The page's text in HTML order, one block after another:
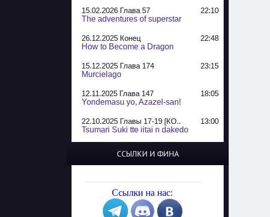
15.02.2026 Глава 57
22:10
The adventures of superstar
26.12.2025 Конец
22:48
How to Become a Dragon
15.12.2025 Глава 174
23:15
Murcielago
12.11.2025 Глава 147
18:05
Yondemasu yo, Azazel-san!
22.10.2025 Главы 17-19 [КО..
13:00
Tsumari Suki tte iitai n dakedo
Jungle Juice
Yozakura Shijuusou
08.08.2025 Глава 50
A Compendium of Ghosts
ССЫЛКИ И ФИНА
Ссылки на нас: